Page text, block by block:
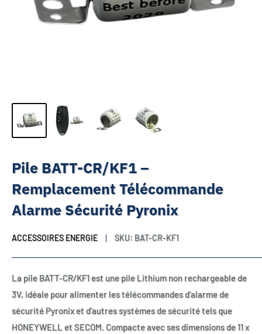
Pile BATT-CR/KF1 –
Remplacement Télécommande
Alarme Sécurité Pyronix
ACCESSOIRES ENERGIE SKU: BAT-CR-KF1
La pile BATT-CR/KF1 est une pile Lithium non rechargeable de
3V, idéale pour alimenter les télécommandes d'alarme de
sécurité Pyronix et d'autres systèmes de sécurité tels que
HONEYWELL et SECOM. Compacte avec ses dimensions de 11 x